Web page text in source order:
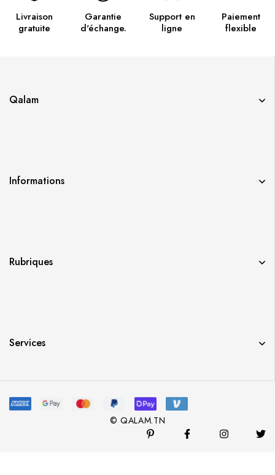
Livraison
gratuite
Garantie
d'échange.
Support en
ligne
Paiement
flexible
Qalam
Informations
Rubriques
Services
© QALAM.TN